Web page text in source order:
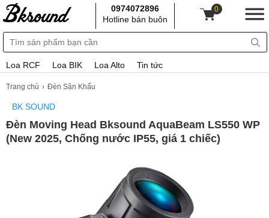
0974072896
Hotline bán buôn
0
Loa RCF Loa BIK Loa Alto Tin tức
Trang chủ Đèn Sân Khấu
BK SOUND
Đèn Moving Head Bksound AquaBeam LS550 WP
(New 2025, Chống nước IP55, giá 1 chiếc)